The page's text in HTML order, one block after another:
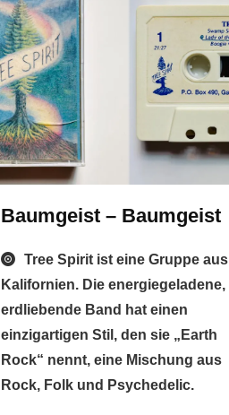
Baumgeist – Baumgeist
Tree Spirit ist eine Gruppe aus
Kalifornien. Die energiegeladene,
erdliebende Band hat einen
einzigartigen Stil, den sie „Earth
Rock“ nennt, eine Mischung aus
Rock, Folk und Psychedelic.